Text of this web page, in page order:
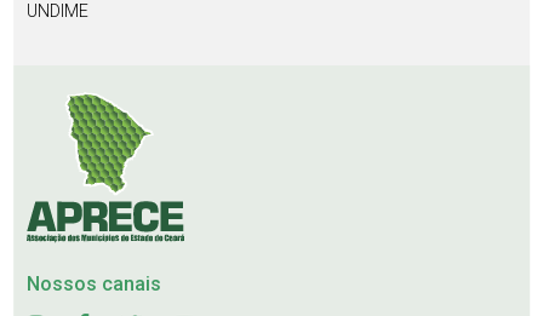
UNDIME
Nossos canais